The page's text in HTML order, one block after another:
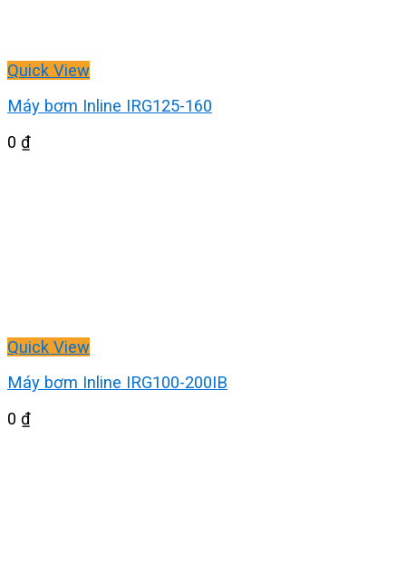
Quick View
Máy bơm Inline IRG125-160
0 ₫
Quick View
Máy bơm Inline IRG100-200IB
0 ₫